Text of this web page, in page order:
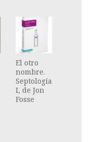
El otro
nombre.
Septología
I, de Jon
Fosse